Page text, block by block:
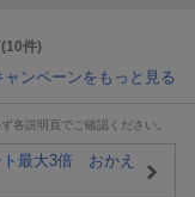
(10件)
ャンペーンをもっと見る
各説明頁でご確認ください。
ト最大3倍 おかえ